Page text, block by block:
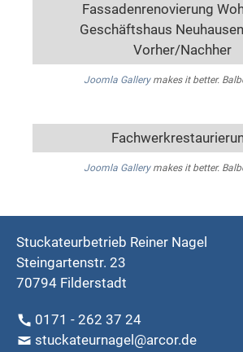
Fassadenrenovierung
Geschäftshaus
Vorher/Nachher
Joomla Gallerymakes it better.
Joomla Gallerymakes it better.
Stuckateurbetrieb Reiner Nagel
Steingartenstr. 23
70794 Filderstadt
0171 - 262 37 24
stuckateurnagel@arcor.de